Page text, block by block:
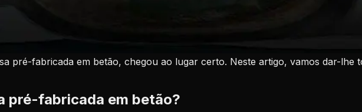
pré-fabricada em betão, chegou ao lugar certo. Neste artigo, vamos dar-lhe
pré-fabricada em betão?